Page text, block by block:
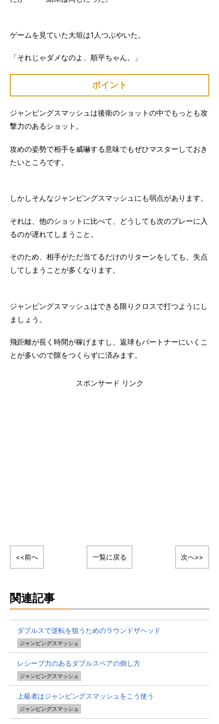
ゲームを見ていた大垣は1人つぶやいた。
「それじゃダメなのよ、順平ちゃん。」
ポイント
ジャンピングスマッシュは後衛のショットの中でもっとも攻
撃力のあるショット。
攻めの姿勢で相手を威嚇する意味でもぜひマスターしておき
たいところです。
しかしそんなジャンピングスマッシュにも弱点があります。
それは、他のショットに比べて、どうしても次のプレーに入
るのが遅れてしまうこと。
そのため、相手がただ当てるだけのリターンをしても、失点
してしまうことが多くなります。
ジャンピングスマッシュはできる限りクロスで打つようにし
ましょう。
飛距離が長く時間が稼げますし、返球もパートナーにいくこ
とが多いので隙をつくらずに済みます。
スポンサード リンク
<<前へ 一覧に戻る 次へ>>
関連記事
ダブルスで逆転を狙うためのラウンドザヘッド
ジャンピングスマッシュ
レシーブ力のあるダブルスペアの倒し方
ジャンピングスマッシュ
上級者はジャンピングスマッシュをこう使う
ジャンピングスマッシュ